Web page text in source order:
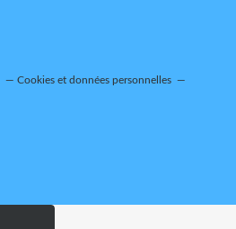
Cookies et données personnelles